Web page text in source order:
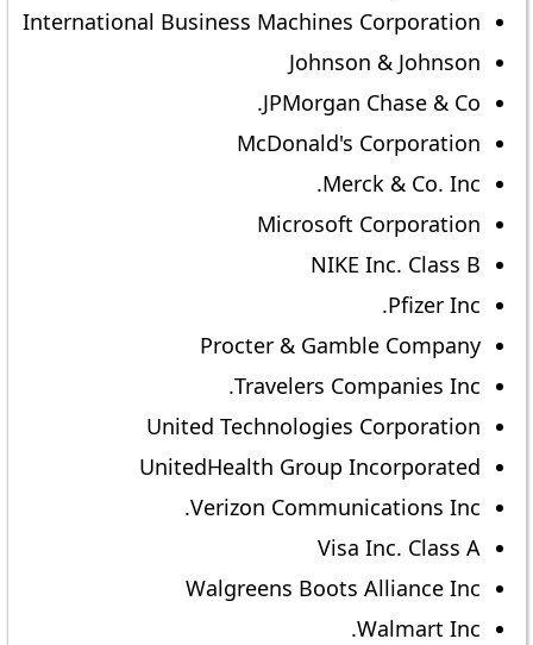
International Business Machines Corporation
Johnson & Johnson
JPMorgan Chase & Co.
McDonald's Corporation
Merck & Co. Inc.
Microsoft Corporation
NIKE Inc. Class B
Pfizer Inc.
Procter & Gamble Company
Travelers Companies Inc.
United Technologies Corporation
UnitedHealth Group Incorporated
Verizon Communications Inc.
Visa Inc. Class A
Walgreens Boots Alliance Inc
Walmart Inc.